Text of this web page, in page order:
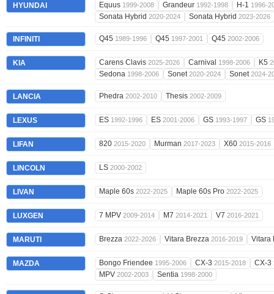
HYUNDAI Equus 1999-2008 Grandeur 1992-1998 H-1 1996-
Sonata Hybrid 2020-2024 Sonata Hybrid 2023-2026
INFINITI Q45 1989-1996 Q45 1997-2001 Q45 2002-2006
KIA Carens Clavis 2025-2026 Carnival 1998-2006 K5
Sedona 1998-2006 Sonet2020-2024 Sonet2024-
LANCIA Phedra 2002-2010 Thesis 2002-2009
LEXUS ES 1992-1996 ES 2001-2006 GS 1993-1997 GS
LIFAN 820 2015-2020 Murman 2017-2023 X60 2015-2016
LINCOLN LS 2000-2002
LIVAN Maple 60s 2022-2025 Maple 60s Pro 2022-2025
LUXGEN 7 MPV 2009-2014 M7 2014-2021 V7 2016-2021
MARUTI Brezza 2022-2026 Vitara Brezza 2016-2019 Vitara
MAZDA Bongo Friendee 1995-2006 CX-3 2015-2018 CX-3
MPV 2002-2003 Sentia 1998-2000